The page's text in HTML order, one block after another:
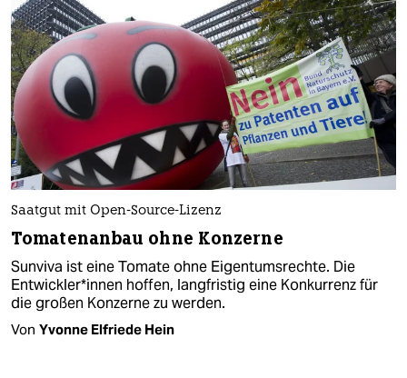
Saatgut mit Open-Source-Lizenz
Tomatenanbau ohne Konzerne
Sunviva ist eine Tomate ohne Eigentumsrechte. Die
Entwickler*innen hoffen, langfristig eine Konkurrenz für
die großen Konzerne zu werden.
Von Yvonne Elfriede Hein